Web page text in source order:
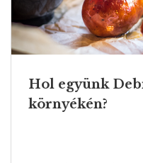
Hol együnk
környékén?